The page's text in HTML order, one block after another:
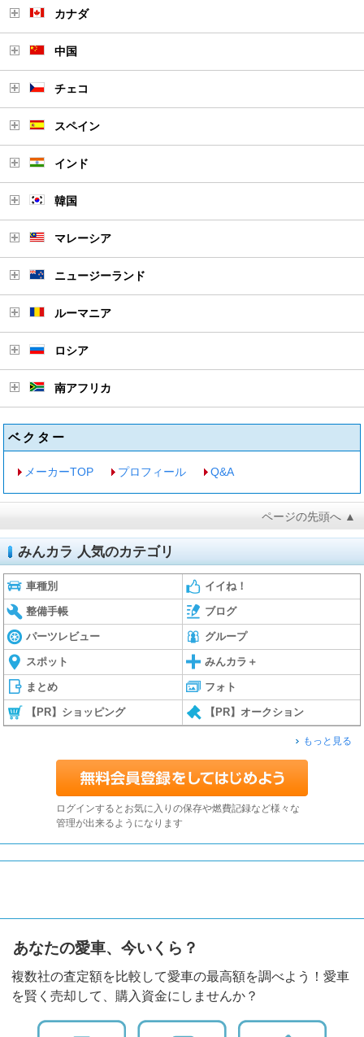
カナダ
中国
チェコ
スペイン
インド
韓国
マレーシア
ニュージーランド
ルーマニア
ロシア
南アフリカ
ベクター
メーカーTOP プロフィール Q&A
ページの先頭へ ▲
みんカラ 人気のカテゴリ
車種別 イイね！
整備手帳 ブログ
パーツレビュー グループ
スポット みんカラ＋
まとめ フォト
【PR】ショッピング 【PR】オークション
もっと見る
ログインするとお気に入りの保存や燃費記録など様々な
管理が出来るようになります
あなたの愛車、今いくら？
複数社の査定額を比較して愛車の最高額を調べよう！愛車
を賢く売却して、購入資金にしませんか？